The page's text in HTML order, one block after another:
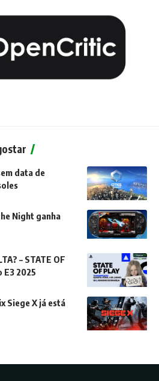
data de
Night ganha
– STATE OF
E3 2025
Siege X já está